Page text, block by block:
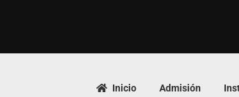
Inicio Admisión